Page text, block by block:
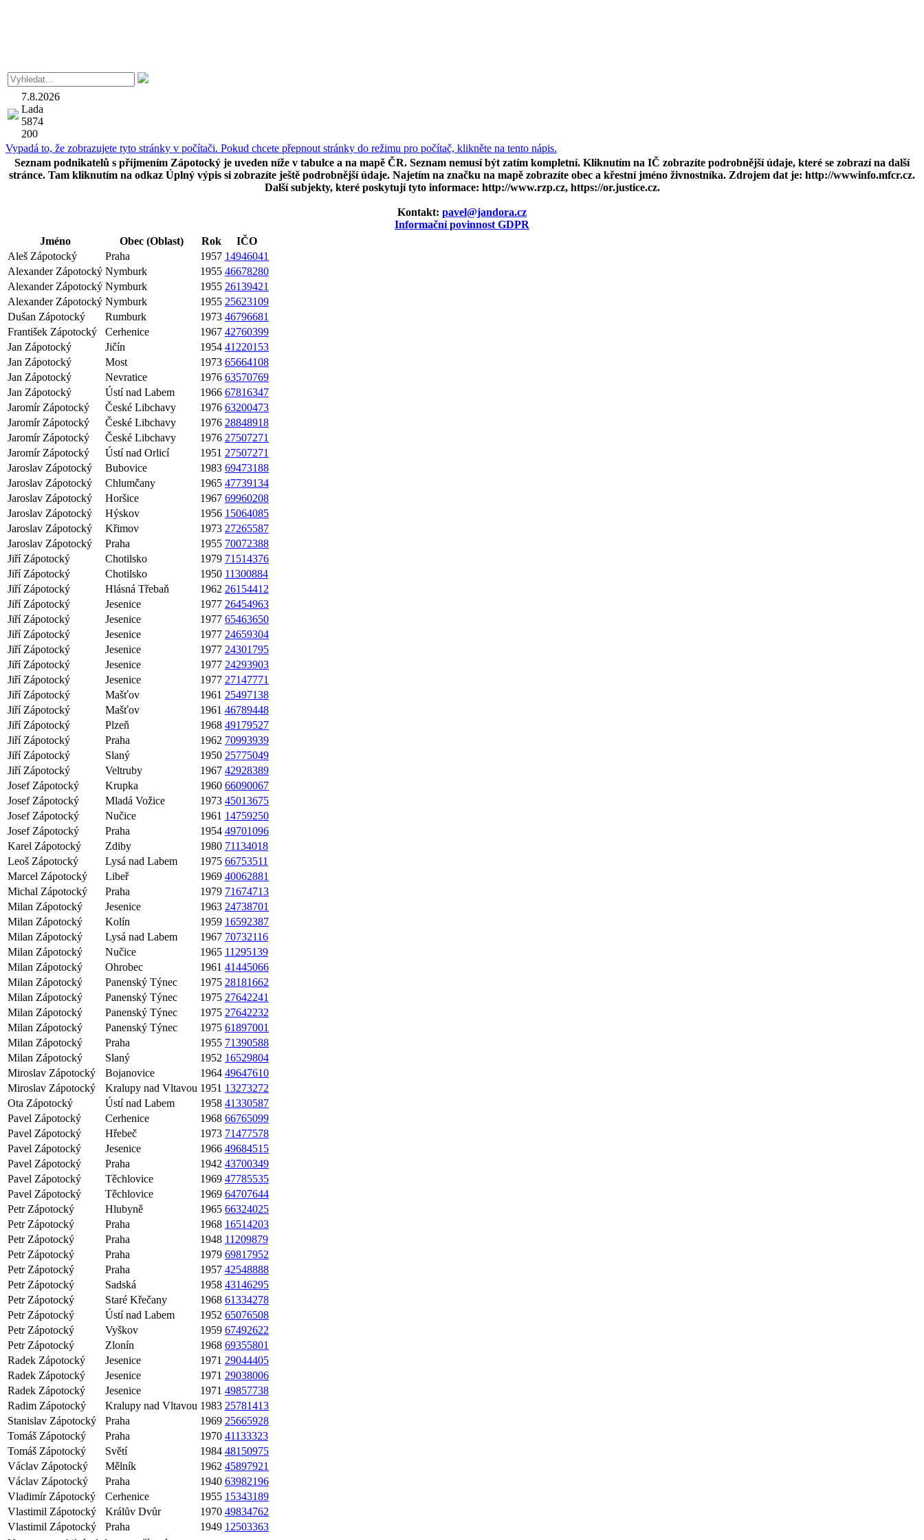
7.8.2026
Lada
5874
200
Vypadá to, že zobrazujete tyto stránky v počítači. Pokud chcete přepnout stránky do režimu pro počítač, klikněte na tento nápis.
Seznam podnikatelů s příjmením Zápotocký je uveden níže v tabulce a na mapě ČR. Seznam nemusí být zatím kompletní. Kliknutím na IČ zobrazíte podrobnější údaje, které se zobrazí na další
stránce. Tam kliknutím na odkaz Úplný výpis si zobrazíte ještě podrobnější údaje. Najetím na značku na mapě zobrazíte obec a křestní jméno živnostníka. Zdrojem dat je: http://wwwinfo.mfcr.cz.
Další subjekty, které poskytují tyto informace: http://www.rzp.cz, https://or.justice.cz.
Kontakt: pavel@jandora.cz
Informační povinnost GDPR
Jméno
Obec (Oblast) Rok
IČO
Aleš Zápotocký
Praha 1957 14946041
Alexander Zápotocký Nymburk 1955 46678280
Alexander Zápotocký Nymburk 1955 26139421
Alexander Zápotocký Nymburk 1955 25623109
Dušan Zápotocký
Rumburk 1973 46796681
František Zápotocký
Cerhenice 1967 42760399
Jan Zápotocký
Jičín 1954 41220153
Jan Zápotocký
Most 1973 65664108
Jan Zápotocký
Nevratice 1976 63570769
Jan Zápotocký
Ústí nad Labem 1966 67816347
Jaromír Zápotocký
České Libchavy 1976 63200473
Jaromír Zápotocký
České Libchavy 1976 28848918
Jaromír Zápotocký
České Libchavy 1976 27507271
Jaromír Zápotocký
Ústí nad Orlicí 1951 27507271
Jaroslav Zápotocký
Bubovice 1983 69473188
Jaroslav Zápotocký
Chlumčany 1965 47739134
Jaroslav Zápotocký
Horšice 1967 69960208
Jaroslav Zápotocký
Hýskov 1956 15064085
Jaroslav Zápotocký
Křimov 1973 27265587
Jaroslav Zápotocký
Praha 1955 70072388
Jiří Zápotocký
Chotilsko 1979 71514376
Jiří Zápotocký
Chotilsko 1950 11300884
Jiří Zápotocký
Hlásná Třebaň 1962 26154412
Jiří Zápotocký
Jesenice 1977 26454963
Jiří Zápotocký
Jesenice 1977 65463650
Jiří Zápotocký
Jesenice 1977 24659304
Jiří Zápotocký
Jesenice 1977 24301795
Jiří Zápotocký
Jesenice 1977 24293903
Jiří Zápotocký
Jesenice 1977 27147771
Jiří Zápotocký
Mašťov 1961 25497138
Jiří Zápotocký
Mašťov 1961 46789448
Jiří Zápotocký
Plzeň 1968 49179527
Jiří Zápotocký
Praha 1962 70993939
Jiří Zápotocký
Slaný 1950 25775049
Jiří Zápotocký
Veltruby 1967 42928389
Josef Zápotocký
Krupka 1960 66090067
Josef Zápotocký
Mladá Vožice 1973 45013675
Josef Zápotocký
Nučice 1961 14759250
Josef Zápotocký
Praha 1954 49701096
Karel Zápotocký
Zdiby 1980 71134018
Leoš Zápotocký
Lysá nad Labem 1975 66753511
Marcel Zápotocký
Libeř 1969 40062881
Michal Zápotocký
Praha 1979 71674713
Milan Zápotocký
Jesenice 1963 24738701
Milan Zápotocký
Kolín 1959 16592387
Milan Zápotocký
Lysá nad Labem 1967 70732116
Milan Zápotocký
Nučice 1965 11295139
Milan Zápotocký
Ohrobec 1961 41445066
Milan Zápotocký
Panenský Týnec 1975 28181662
Milan Zápotocký
Panenský Týnec 1975 27642241
Milan Zápotocký
Panenský Týnec 1975 27642232
Milan Zápotocký
Panenský Týnec 1975 61897001
Milan Zápotocký
Praha 1955 71390588
Milan Zápotocký
Slaný 1952 16529804
Miroslav Zápotocký
Bojanovice 1964 49647610
Miroslav Zápotocký
Kralupy nad Vltavou 1951 13273272
Ota Zápotocký
Ústí nad Labem 1958 41330587
Pavel Zápotocký
Cerhenice 1968 66765099
Pavel Zápotocký
Hřebeč 1973 71477578
Pavel Zápotocký
Jesenice 1966 49684515
Pavel Zápotocký
Praha 1942 43700349
Pavel Zápotocký
Těchlovice 1969 47785535
Pavel Zápotocký
Těchlovice 1969 64707644
Petr Zápotocký
Hlubyně 1965 66324025
Petr Zápotocký
Praha 1968 16514203
Petr Zápotocký
Praha 1948 11209879
Petr Zápotocký
Praha 1979 69817952
Petr Zápotocký
Praha 1957 42548888
Petr Zápotocký
Sadská 1958 43146295
Petr Zápotocký
Staré Křečany 1968 61334278
Petr Zápotocký
Ústí nad Labem 1952 65076508
Petr Zápotocký
Vyškov 1959 67492622
Petr Zápotocký
Zlonín 1968 69355801
Radek Zápotocký
Jesenice 1971 29044405
Radek Zápotocký
Jesenice 1971 29038006
Radek Zápotocký
Jesenice 1971 49857738
Radim Zápotocký
Kralupy nad Vltavou 1983 25781413
Stanislav Zápotocký
Praha 1969 25665928
Tomáš Zápotocký
Praha 1970 41133323
Tomáš Zápotocký
Světí 1984 48150975
Václav Zápotocký
Mělník 1962 45897921
Václav Zápotocký
Praha 1940 63982196
Vladimír Zápotocký
Cerhenice 1955 15343189
Vlastimil Zápotocký
Králův Dvůr 1970 49834762
Vlastimil Zápotocký
Praha 1949 12503363